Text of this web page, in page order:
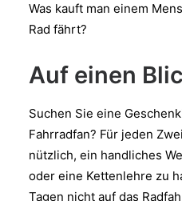
Was kauft man einem
Rad fährt?
Auf einen
Suchen Sie eine
Fahrradfan? Für jeden
nützlich, ein handliches
oder eine Kettenlehre zu
Tagen nicht auf das